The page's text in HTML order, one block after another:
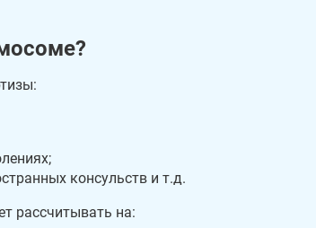
консульств и т.д.
рассчитывать на: